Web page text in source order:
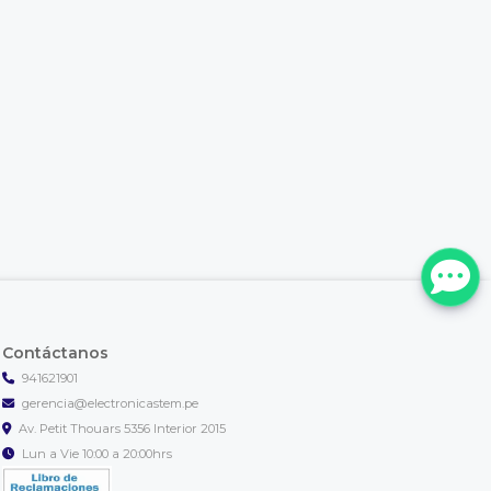
Contáctanos
941621901
gerencia@electronicastem.pe
Av. Petit Thouars 5356 Interior 2015
Lun a Vie 10:00 a 20:00hrs